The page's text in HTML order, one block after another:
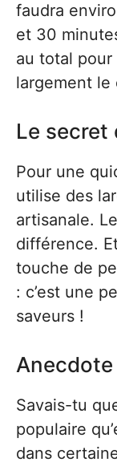
faudra
et 30
au total
largement le
Le secret
Pour une
utilise des
artisanale.
différence.
touche de
: c’est une
saveurs !
Savais-tu
populaire
dans